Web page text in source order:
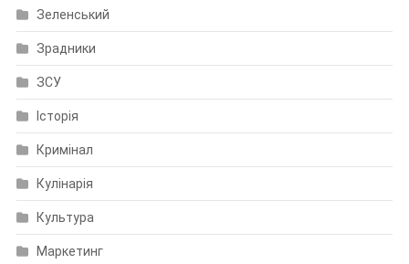
Зеленський
Зрадники
ЗСУ
Історія
Кримінал
Кулінарія
Культура
Маркетинг